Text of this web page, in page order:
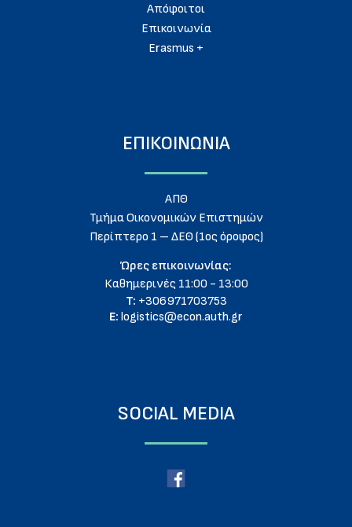
Απόφοιτοι
Eπικοινωνία
Erasmus +
ΕΠΙΚΟΙΝΩΝΙΑ
ΑΠΘ
Τμήμα Οικονομικών Επιστημών
Περίπτερο 1 – ΔΕΘ (1ος όροφος)
Ώρες επικοινωνίας:
Καθημερινές 11:00 - 13:00
T: +306971703753
E: logistics@econ.auth.gr
SOCIAL MEDIA